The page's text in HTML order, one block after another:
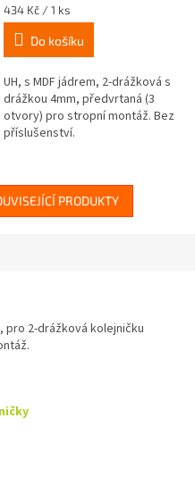
Měrná
cena:
434 Kč / 1 ks
Do košíku
UH, s MDF jádrem, 2-drážková s
drážkou 4mm, předvrtaná (3
otvory) pro stropní montáž. Bez
příslušenství.
PRODUKTY
pro 2-drážková kolejničku